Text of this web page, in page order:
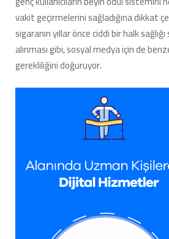
vakit geçirmelerini sağladığına dikkat
sigaranın yıllar önce ciddi bir halk
alınması gibi, sosyal medya için de
gerekliliğini doğuruyor.